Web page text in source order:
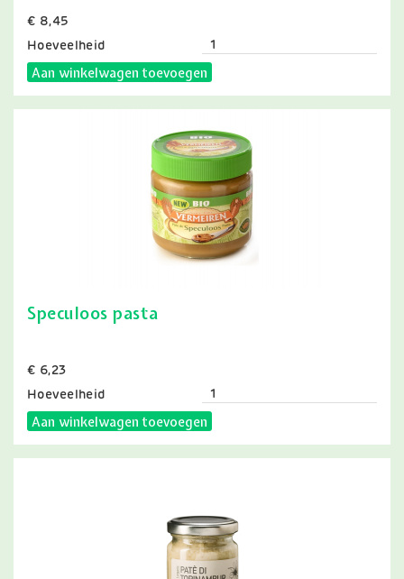
Prijs
€ 8,45
Hoeveelheid
Aan winkelwagen toevoegen
Speculoos pasta
Prijs
€ 6,23
Hoeveelheid
Aan winkelwagen toevoegen